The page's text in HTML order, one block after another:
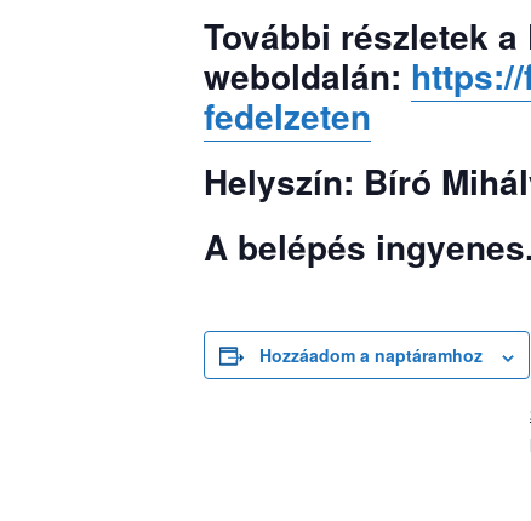
További részletek
weboldalán:
fedelzeten
Helyszín: Bíró
A belépés ingyenes.
Hozzáadom a naptáramhoz